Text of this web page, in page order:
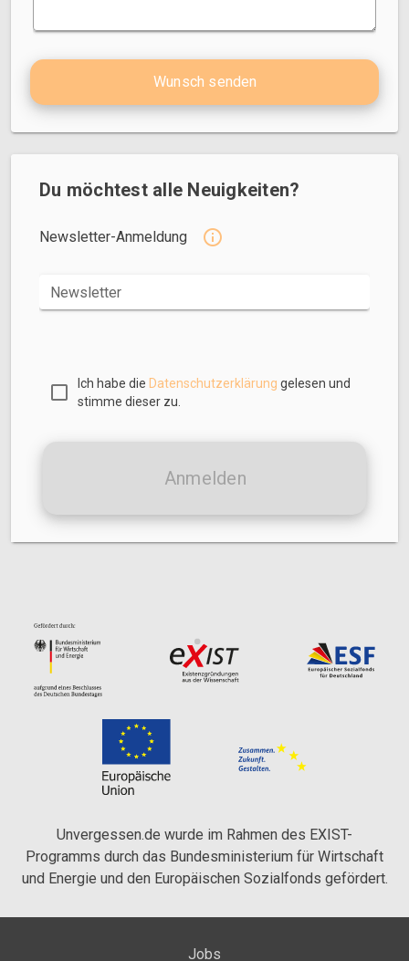
Wunsch senden
Du möchtest alle Neuigkeiten?
Newsletter-Anmeldung
Newsletter
Ich habe die Datenschutzerklärung gelesen und
stimme dieser zu.
Anmelden
Unvergessen.de wurde im Rahmen des EXIST-
Programms durch das Bundesministerium für Wirtschaft
und Energie und den Europäischen Sozialfonds gefördert.
Jobs